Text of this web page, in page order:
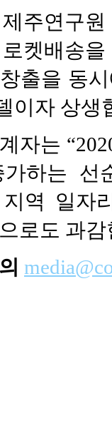
주연구
켓배송
출을 동
이자 상생
자는
하는 선
역 일자
로도 과